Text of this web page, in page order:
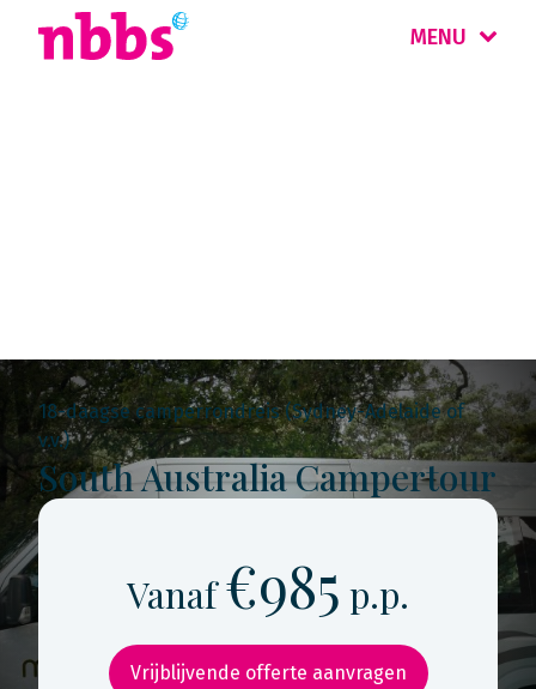
MENU
18-daagse camperrondreis (Sydney-Adelaide of
v.v.)
South Australia Campertour
Vanaf€985 p.p.
Vrijblijvende offerte aanvragen